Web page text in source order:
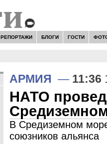
РЕПОРТАЖИ БЛОГИ ГОСТИ
АРМИЯ — 11:36
НАТО
В Средиземном
союзников альянса